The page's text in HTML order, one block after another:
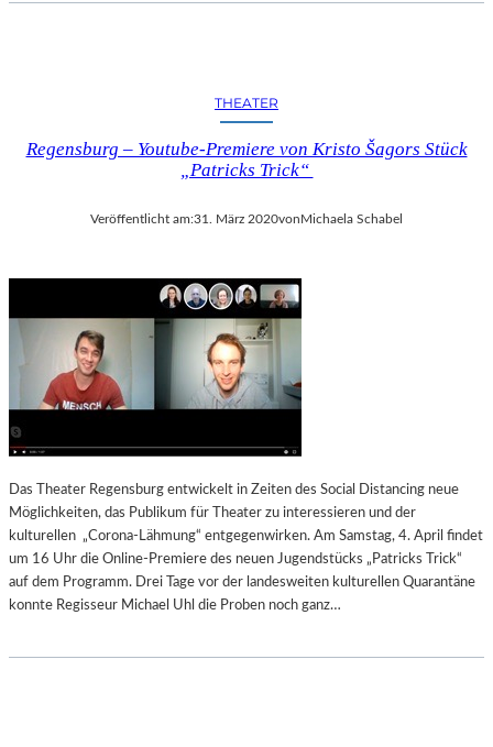
THEATER
Regensburg – Youtube-Premiere von Kristo Šagors Stück
„Patricks Trick“
Veröffentlicht am:31. März 2020vonMichaela Schabel
Das Theater Regensburg entwickelt in Zeiten des Social Distancing neue
Möglichkeiten, das Publikum für Theater zu interessieren und der
kulturellen „Corona-Lähmung“ entgegenwirken. Am Samstag, 4. April findet
um 16 Uhr die Online-Premiere des neuen Jugendstücks „Patricks Trick“
auf dem Programm. Drei Tage vor der landesweiten kulturellen Quarantäne
konnte Regisseur Michael Uhl die Proben noch ganz…